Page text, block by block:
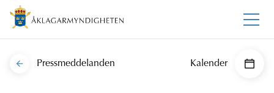
Pressmeddelanden Kalender